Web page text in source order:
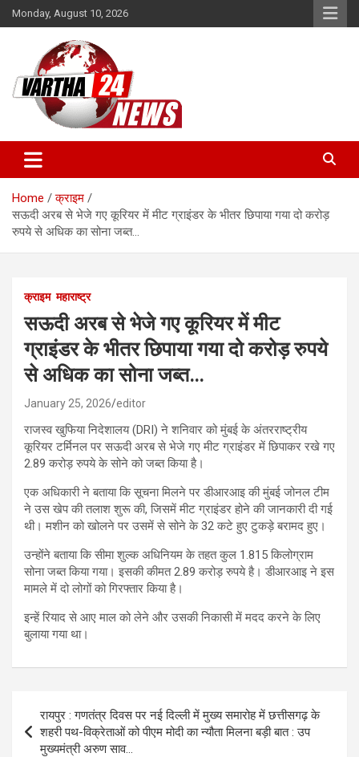
Skip
to
Monday, August 10, 2026
Vartha 24
Home
क्राइम
सऊदी अरब से भेजे गए कूरियर में मीट ग्राइंडर के भीतर छिपाया गया दो करोड़
रुपये से अधिक का सोना जब्त…
क्राइम महाराष्ट्र
सऊदी अरब से भेजे गए कूरियर में मीट
ग्राइंडर के भीतर छिपाया गया दो करोड़ रुपये
से अधिक का सोना जब्त…
January 25, 2026 editor
राजस्व खुफिया निदेशालय (DRI) ने शनिवार को मुंबई के अंतरराष्ट्रीय
कूरियर टर्मिनल पर सऊदी अरब से भेजे गए मीट ग्राइंडर में छिपाकर रखे गए
2.89 करोड़ रुपये के सोने को जब्त किया है।
एक अधिकारी ने बताया कि सूचना मिलने पर डीआरआइ की मुंबई जोनल टीम
ने उस खेप की तलाश शुरू की, जिसमें मीट ग्राइंडर होने की जानकारी दी गई
थी। मशीन को खोलने पर उसमें से सोने के 32 कटे हुए टुकड़े बरामद हुए।
उन्होंने बताया कि सीमा शुल्क अधिनियम के तहत कुल 1.815 किलोग्राम
सोना जब्त किया गया। इसकी कीमत 2.89 करोड़ रुपये है। डीआरआइ ने इस
मामले में दो लोगों को गिरफ्तार किया है।
इन्हें रियाद से आए माल को लेने और उसकी निकासी में मदद करने के लिए
बुलाया गया था।
navigation
रायपुर : गणतंत्र दिवस पर नई दिल्ली में मुख्य समारोह में छत्तीसगढ़ के
शहरी पथ-विक्रेताओं को पीएम मोदी का न्यौता मिलना बड़ी बात : उप
मुख्यमंत्री अरुण साव…